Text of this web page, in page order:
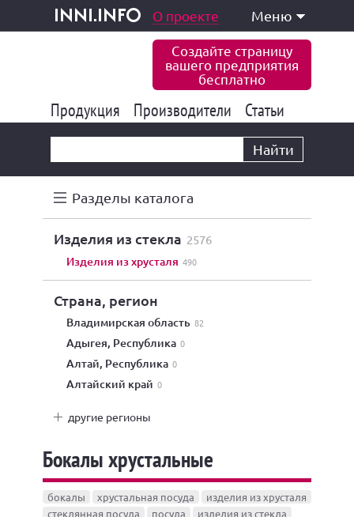
inni.info
и услуги О проекте Меню
Создайте страницу
вашего предприятия
бесплатно
Продукция 177 834
Производители 6 771
Статьи
Найти
Разделы каталога
изделия из стекла 2576
изделия из хрусталя 490
Страна, регион
Владимирская область 82
Адыгея, Республика 0
Алтай, Республика 0
Алтайский край 0
другие регионы
Бокалы хрустальные
бокалы хрустальная посуда
изделия из хрусталя
стеклянная посуда
посуда
изделия из стекла